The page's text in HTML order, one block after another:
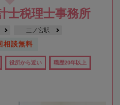
士税理士事務所
三ノ宮駅
相談無料
役所から近い 職歴20年以上